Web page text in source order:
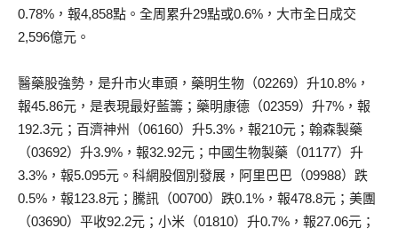
0.78%，報4,858點。全周累升29點或0.6%，大市全日成交
2,596億元。
醫藥股強勢，是升市火車頭，藥明生物（02269）升10.8%，
報45.86元，是表現最好藍籌；藥明康德（02359）升7%，報
192.3元；百濟神州（06160）升5.3%，報210元；翰森製藥
（03692）升3.9%，報32.92元；中國生物製藥（01177）升
3.3%，報5.095元。科網股個別發展，阿里巴巴（09988）跌
0.5%，報123.8元；騰訊（00700）跌0.1%，報478.8元；美團
（03690）平收92.2元；小米（01810）升0.7%，報27.06元；